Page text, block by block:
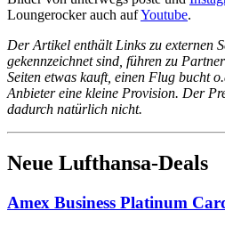
Loungerocker auch aufYoutube.
Der Artikel enthält Links zu externen
gekennzeichnet sind, führen zu
Seiten etwas kauft, einen Flug bucht
Anbieter eine kleine Provision. Der
dadurch natürlich nicht.
Neue Lufthansa-Deals
Amex Business Platinum